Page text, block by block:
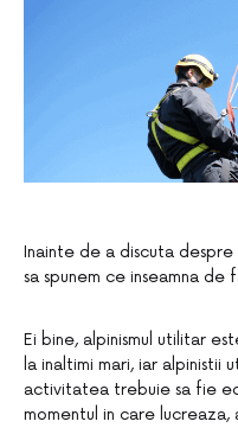
Inainte de a discuta
sa spunem ce inseamna de
Ei bine, alpinismul utilitar
la inaltimi mari, iar alpinistii
activitatea trebuie sa fie
momentul in care lucreaza,